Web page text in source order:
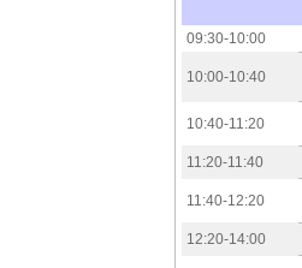
09:30-10:00
10:00-10:40
10:40-11:20
11:20-11:40
11:40-12:20
12:20-14:00